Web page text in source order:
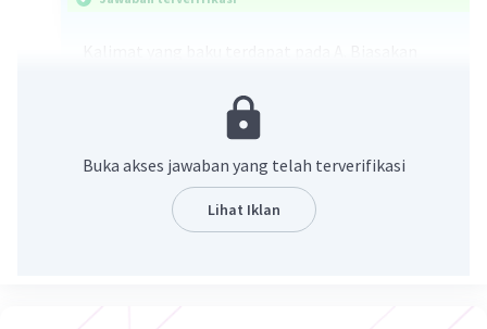
makan. Kalimat tersebut menggunakan bahasa
yang formal dan benar secara tata bahasa.
Kalimat B, C, dan D cenderung menggunakan
bahasa yang lebih informal dan mengandung
ungkapan yang kurang baku. Kalimat C juga
mengandung tanda kutip yang tidak diperlukan,
Buka akses jawaban yang telah terverifikasi
Lihat Iklan